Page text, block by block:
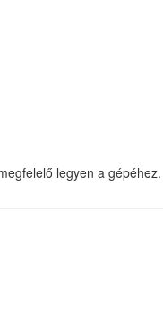
legyen a gépéhez.